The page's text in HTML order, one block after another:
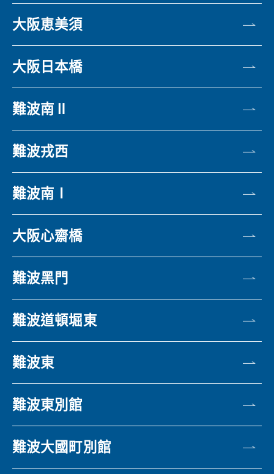
大阪恵美須
大阪日本橋
難波南Ⅱ
難波戎西
難波南Ⅰ
大阪心齋橋
難波黑門
難波道頓堀東
難波東
難波東別館
難波大國町別館